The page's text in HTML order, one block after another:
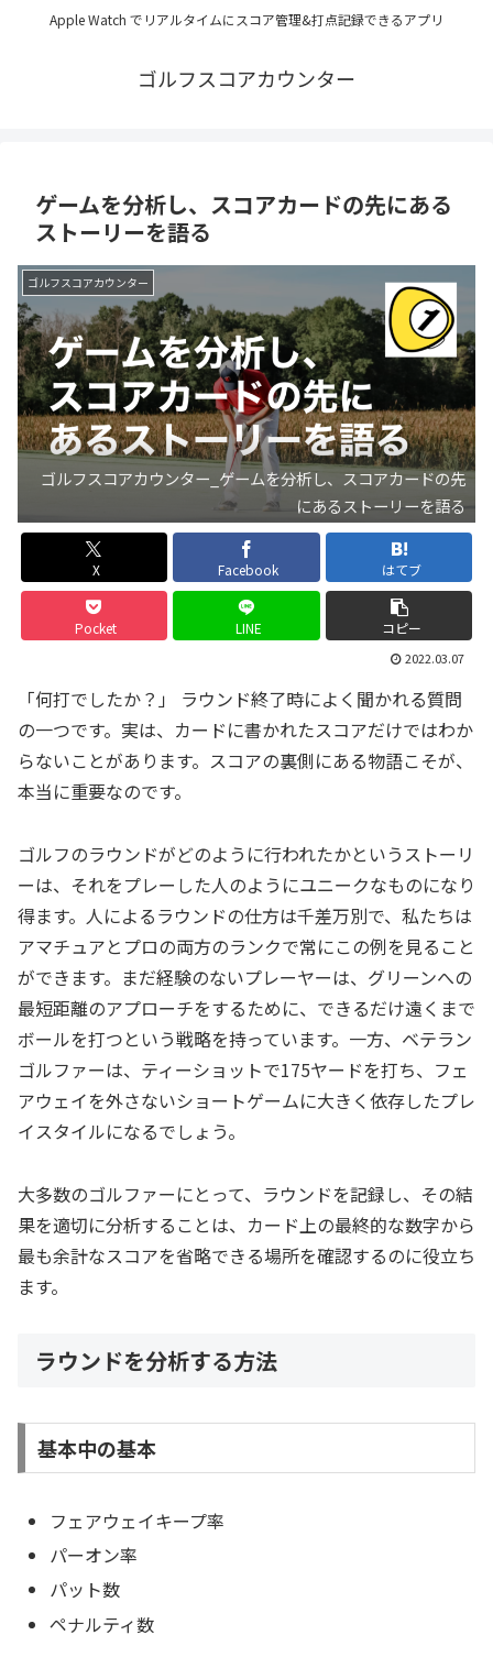
Apple Watch でリアルタイムにスコア管理&打点記録できるアプリ
ゴルフスコアカウンター
ゲームを分析し、スコアカードの先にある
ストーリーを語る
ゴルフスコアカウンター
ゴルフスコアカウンター_ゲームを分析し、スコアカードの先
にあるストーリーを語る
X Facebook はてブ
Pocket LINE コピー
2022.03.07
「何打でしたか？」 ラウンド終了時によく聞かれる質問
の一つです。実は、カードに書かれたスコアだけではわか
らないことがあります。スコアの裏側にある物語こそが、
本当に重要なのです。
ゴルフのラウンドがどのように行われたかというストーリ
ーは、それをプレーした人のようにユニークなものになり
得ます。人によるラウンドの仕方は千差万別で、私たちは
アマチュアとプロの両方のランクで常にこの例を見ること
ができます。まだ経験のないプレーヤーは、グリーンへの
最短距離のアプローチをするために、できるだけ遠くまで
ボールを打つという戦略を持っています。一方、ベテラン
ゴルファーは、ティーショットで175ヤードを打ち、フェ
アウェイを外さないショートゲームに大きく依存したプレ
イスタイルになるでしょう。
大多数のゴルファーにとって、ラウンドを記録し、その結
果を適切に分析することは、カード上の最終的な数字から
最も余計なスコアを省略できる場所を確認するのに役立ち
ます。
ラウンドを分析する方法
基本中の基本
フェアウェイキープ率
パーオン率
パット数
ペナルティ数